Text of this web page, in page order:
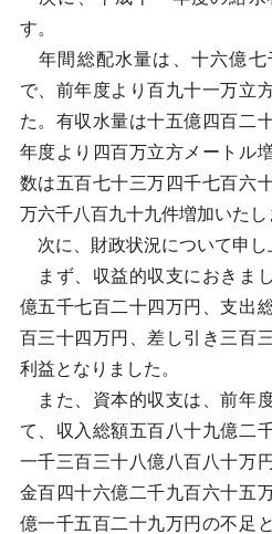
す。
年間総配水量は、十六億七
で、前年度より百九十一万立
た。有収水量は十五億四百二
年度より四百万立方メートル
数は五百七十三万四千七百六
万六千八百九十九件増加いたし
次に、財政状況について申し
まず、収益的収支におきま
億五千七百二十四万円、支出
百三十四万円、差し引き三百
利益となりました。
また、資本的収支は、前年
て、収入総額五百八十九億二
一千三百三十八億八百八十万
金百四十六億二千九百六十五
億一千五百二十九万円の不足